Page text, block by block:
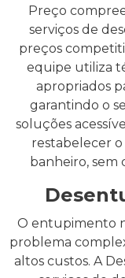
Preço
serviços de
preços
equipe utiliza
apropriados
garantindo o
soluções
restabelecer
banheiro,
O entupimento
problema
altos custos. A